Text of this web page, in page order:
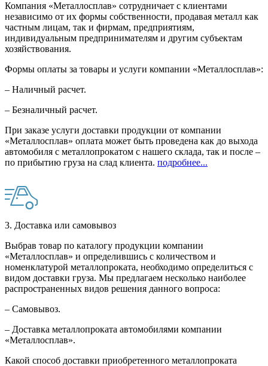
Компания «Металлосплав» сотрудничает с клиентами
независимо от их формы собственности, продавая металл как
частным лицам, так и фирмам, предприятиям,
индивидуальным предпринимателям и другим субъектам
хозяйствования.
Формы оплаты за товары и услуги компании «Металлосплав»:
– Наличный расчет.
– Безналичный расчет.
При заказе услуги доставки продукции от компании
«Металлосплав» оплата может быть проведена как до выхода
автомобиля с металлопрокатом с нашего склада, так и после –
по прибытию груза на слад клиента. подробнее...
3. Доставка или самовывоз
Выбрав товар по каталогу продукции компании
«Металлосплав» и определившись с количеством и
номенклатурой металлопроката, необходимо определиться с
видом доставки груза. Мы предлагаем несколько наиболее
распространенных видов решения данного вопроса:
– Самовывоз.
– Доставка металлопроката автомобилями компании
«Металлосплав».
Какой способ доставки приобретенного металлопроката